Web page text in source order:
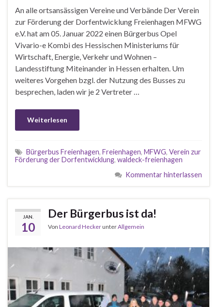
An alle ortsansässigen Vereine und Verbände Der Verein
zur Förderung der Dorfentwicklung Freienhagen MFWG
e.V. hat am 05. Januar 2022 einen Bürgerbus Opel
Vivario-e Kombi des Hessischen Ministeriums für
Wirtschaft, Energie, Verkehr und Wohnen –
Landesstiftung Miteinander in Hessen erhalten. Um
weiteres Vorgehen bzgl. der Nutzung des Busses zu
besprechen, laden wir je 2 Vertreter …
Weiterlesen
Bürgerbus Freienhagen, Freienhagen, MFWG, Verein zur
Förderung der Dorfentwicklung, waldeck-freienhagen
Kommentar hinterlassen
JAN.
10
Der Bürgerbus ist da!
Von Leonard HeckerunterAllgemein